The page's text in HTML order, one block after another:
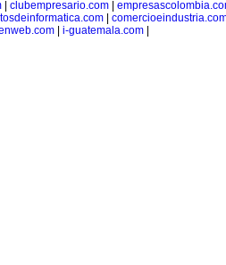
| clubempresario.com|
i-guatemala.com